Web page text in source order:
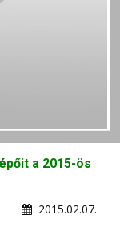
a 2015-ös
2015.02.07.